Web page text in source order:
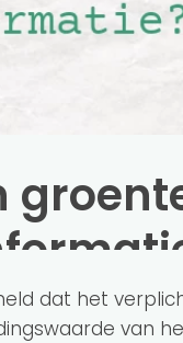
dat het
van